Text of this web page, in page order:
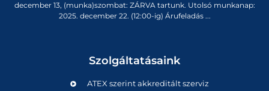
december 13, (munka)szombat: ZÁRVA tartunk. Utolsó munkanap:
2025. december 22. (12:00-ig) Árufeladás ...
Szolgáltatásaink
ATEX szerint akkreditált szerviz